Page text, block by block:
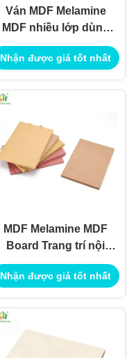
Ván MDF Melamine
MDF nhiều lớp dùng
để trang trí nội ngoại
thất
Nhận được giá tốt nhất
MDF Melamine MDF
Board Trang trí nội
thất ngoại thất Sử
dụng cho Ứng dụng
Nhận được giá tốt nhất